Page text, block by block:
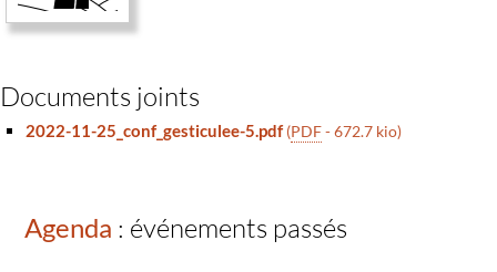
Documents joints
2022-11-25_conf_gesticulee-5.pdf (PDF-672.7 kio)
Agenda : événements passés